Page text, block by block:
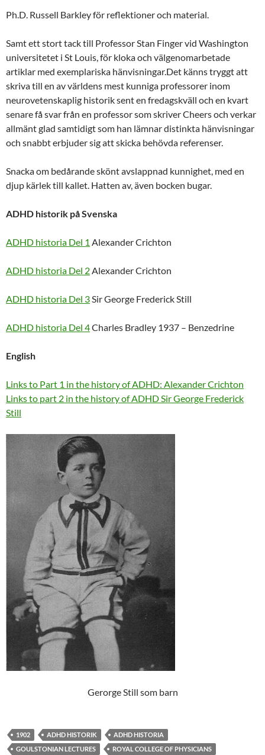
Ph.D. Russell Barkley för reflektioner och material.
Samt ett stort tack till Professor Stan Finger vid Washington
universitetet i St Louis, för kloka och välgenomarbetade
artiklar med exemplariska hänvisningar.Det känns tryggt att
skriva till en av världens mest kunniga professorer inom
neurovetenskaplig historik sent en fredagskväll och en kvart
senare få svar från en professor som skriver Cheers och verkar
allmänt glad samtidigt som han lämnar distinkta hänvisningar
och snabbt erbjuder sig att skicka behövda referenser.
Snacka om bedårande skönt avslappnad kunnighet, med en
djup kärlek till kallet. Hatten av, även bocken bugar.
ADHD historik på Svenska
ADHD historia Del 1 Alexander Crichton
ADHD historia Del 2Alexander Crichton
ADHD historia Del 3Sir George Frederick Still
ADHD historia Del 4Charles Bradley 1937 – Benzedrine
English
Links to Part 1 in the history of ADHD: Alexander Crichton
Links to part 2 in the history of ADHD Sir George Frederick
Still
Gerorge Still som barn
1902 ADHD HISTORIK
ADHD HISTORIA
GOULSTONIAN LECTURES
ROYAL COLLEGE OF PHYSICIANS